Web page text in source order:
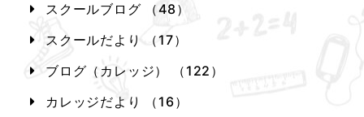
スクールブログ （48）
スクールだより （17）
ブログ（カレッジ） （122）
カレッジだより （16）